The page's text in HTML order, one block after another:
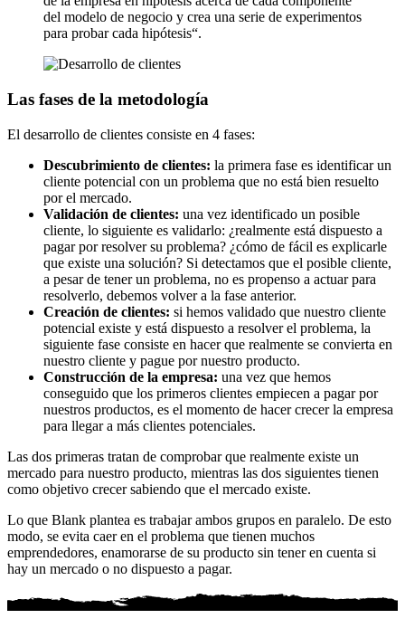
del modelo de negocio y crea una serie de experimentos
para probar cada hipótesis“.
Las fases de la metodología
El desarrollo de clientes consiste en 4 fases:
Descubrimiento de clientes: la primera fase es identificar un
cliente potencial con un problema que no está bien resuelto
por el mercado.
Validación de clientes: una vez identificado un posible
cliente, lo siguiente es validarlo: ¿realmente está dispuesto a
pagar por resolver su problema? ¿cómo de fácil es explicarle
que existe una solución? Si detectamos que el posible cliente,
a pesar de tener un problema, no es propenso a actuar para
resolverlo, debemos volver a la fase anterior.
Creación de clientes: si hemos validado que nuestro cliente
potencial existe y está dispuesto a resolver el problema, la
siguiente fase consiste en hacer que realmente se convierta en
nuestro cliente y pague por nuestro producto.
Construcción de la empresa: una vez que hemos
conseguido que los primeros clientes empiecen a pagar por
nuestros productos, es el momento de hacer crecer la empresa
para llegar a más clientes potenciales.
Las dos primeras tratan de comprobar que realmente existe un
mercado para nuestro producto, mientras las dos siguientes tienen
como objetivo crecer sabiendo que el mercado existe.
Lo que Blank plantea es trabajar ambos grupos en paralelo. De esto
modo, se evita caer en el problema que tienen muchos
emprendedores, enamorarse de su producto sin tener en cuenta si
hay un mercado o no dispuesto a pagar.